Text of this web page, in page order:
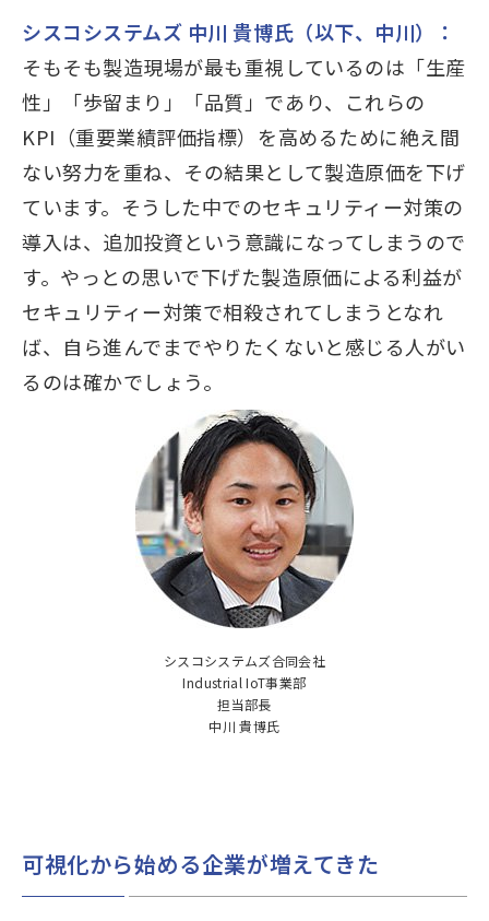
シスコシステムズ合同会社
Industrial IoT事業部
担当部長
中川 貴博氏
シスコシステムズ 中川 貴博氏（以下、中川）：
そもそも製造現場が最も重視しているのは「生産
性」「歩留まり」「品質」であり、これらの
KPI（重要業績評価指標）を高めるために絶え間
ない努力を重ね、その結果として製造原価を下げ
ています。そうした中でのセキュリティー対策の
導入は、追加投資という意識になってしまうので
す。やっとの思いで下げた製造原価による利益が
セキュリティー対策で相殺されてしまうとなれ
ば、自ら進んでまでやりたくないと感じる人がい
るのは確かでしょう。
可視化から始める企業が増えてきた